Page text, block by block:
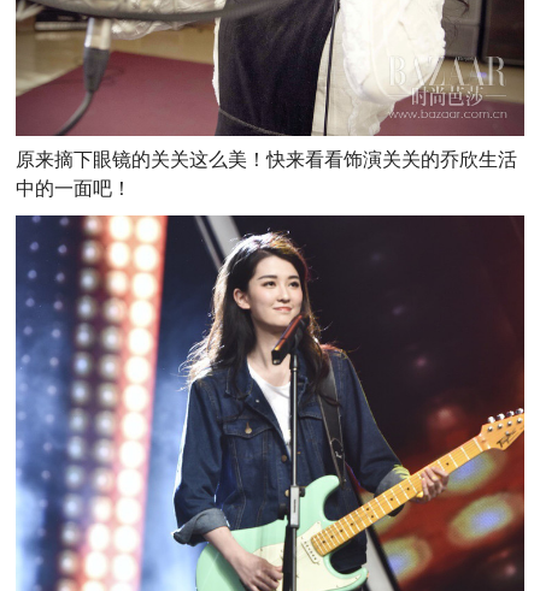
原来摘下眼镜的关关这么美！快来看看饰演关关的乔欣生活
中的一面吧！